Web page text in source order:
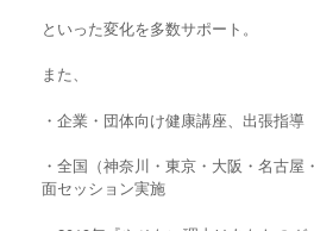
といった変化を多数サポート。
また、
・企業・団体向け健康講座、出張指導
・全国（神奈川・東京・大阪・名古
面セッション実施